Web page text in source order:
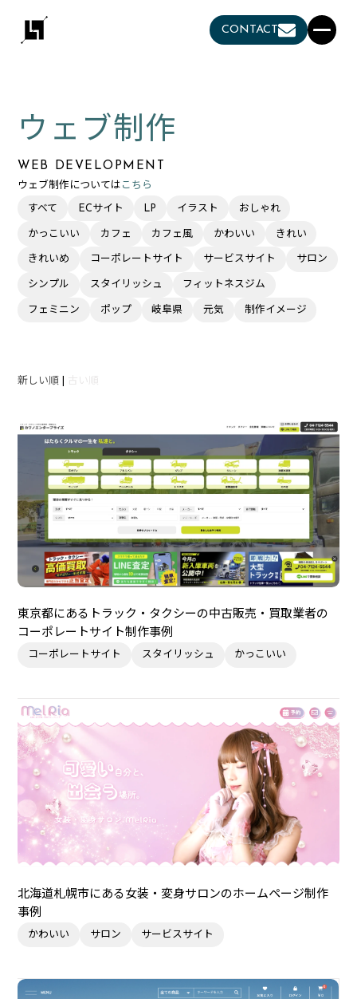
CONTACT
WEB DEVELOPMENT
ウェブ制作
ウェブ制作については こちら
すべて ECサイト LP イラスト おしゃれ
かっこいい カフェ カフェ風 かわいい きれい
きれいめ コーポレートサイト サービスサイト サロン
シンプル スタイリッシュ フィットネスジム
フェミニン ポップ 岐阜県 元気 制作イメージ
新しい順 古い順
東京都にあるトラック・タクシーの中古販売・買取業者の
コーポレートサイト制作事例
コーポレートサイト スタイリッシュ かっこいい
北海道札幌市にある女装・変身サロンのホームページ制作
事例
かわいい サロン サービスサイト